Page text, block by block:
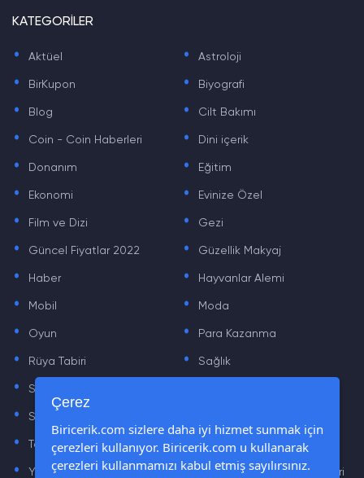
KATEGORİLER
. Aktüel . Astroloji
. BirKupon . Biyografi
. Blog . Cilt Bakımı
. Coin - Coin Haberleri . Dini içerik
. Donanım . Eğitim
. Ekonomi . Evinize Özel
. Film ve Dizi . Gezi
. Güncel Fiyatlar 2022 . Güzellik Makyaj
. Haber . Hayvanlar Alemi
. Mobil . Moda
. Oyun . Para Kazanma
. Rüya Tabiri . Sağlık
. Sinema .
. Sözler
. Teknoloji Haberleri . Yaşam
. Yazılım Haberleri . Yiyecek Önerileri ve Tarifleri
Çerez
Biricerik.com sizlere daha iyi hizmet sunmak için
çerezleri kullanıyor. Biricerik.com u kullanarak
çerezleri kullanmamızı kabul etmiş sayılırsınız.